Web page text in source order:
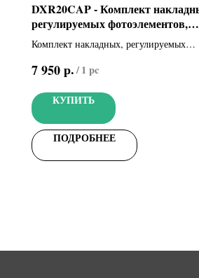
DXR20CAP - Комплект
регулируемых фотоэлементов,
дальность 20 м (806TF-0030)
Комплект накладных, регулируемых
выходных контактов и качества
20 м, электропитание 12-24 В
7 950р./1 pc
КУПИТЬ
ПОДРОБНЕЕ